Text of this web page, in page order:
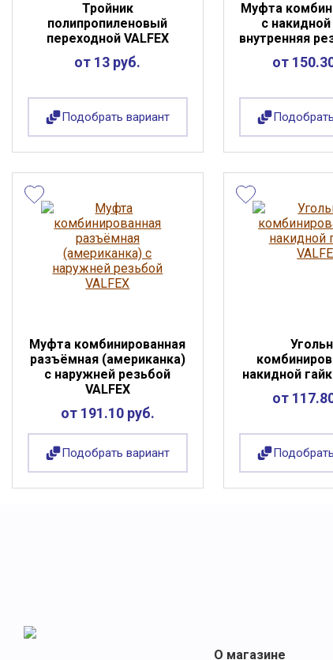
Тройник
полипропиленовый
переходной VALFEX
от 13 руб.
Подобрать вариант
Муфта
с
внутренняя
от
Муфта комбинированная
разъёмная (американка)
с наружней резьбой
VALFEX
от 191.10 руб.
Подобрать вариант
накидной
от
О магазине